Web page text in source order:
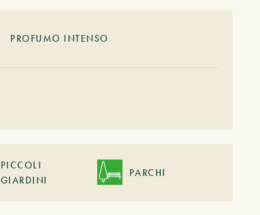
PROFUMO INTENSO
PICCOLI
GIARDINI
PARCHI